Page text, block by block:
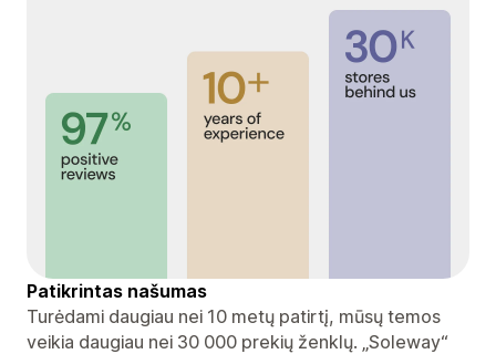
Patikrintas našumas
Turėdami daugiau nei 10 metų patirtį, mūsų temos
veikia daugiau nei 30 000 prekių ženklų. „Soleway“